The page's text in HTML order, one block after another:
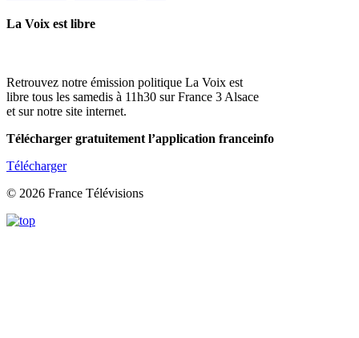
La Voix est libre
Retrouvez notre émission politique La Voix est
libre tous les samedis à 11h30 sur France 3 Alsace
et sur notre site internet.
Télécharger gratuitement l’application franceinfo
Télécharger
© 2026 France Télévisions